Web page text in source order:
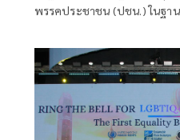
พรรคประชาชน (ปชน.) ในฐา